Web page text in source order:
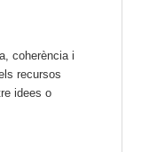
coherència i
recursos
idees o